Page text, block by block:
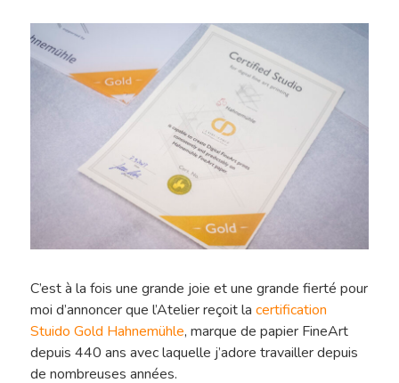
C’est à la fois une grande joie et une grande fierté pour
moi d’annoncer que l’Atelier reçoit la certification
Stuido Gold Hahnemühle, marque de papier FineArt
depuis 440 ans avec laquelle j’adore travailler depuis
de nombreuses années.